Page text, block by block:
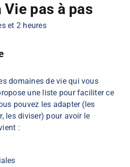
Vie pas à pas
et 2 heures
domaines de vie qui vous
une liste pour faciliter ce
pouvez les adapter (les
les diviser) pour avoir le
: